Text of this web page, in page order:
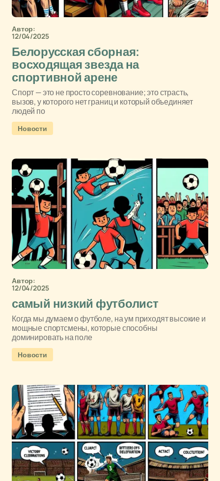
Автор:
12/04/2025
Белорусская сборная:
восходящая звезда на
спортивной арене
Спорт — это не просто соревнование; это страсть,
вызов, у которого нет границ и который объединяет
людей по
Новости
Автор:
12/04/2025
самый низкий футболист
Когда мы думаем о футболе, на ум приходят высокие и
мощные спортсмены, которые способны
доминировать на поле
Новости